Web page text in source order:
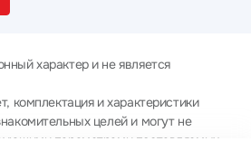
характер и не является
комплектация и характеристики
целей и могут не